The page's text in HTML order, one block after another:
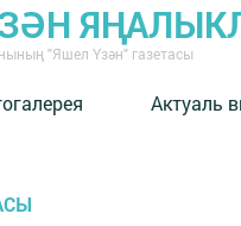
"Яшел Үзән" газетасы
Актуаль